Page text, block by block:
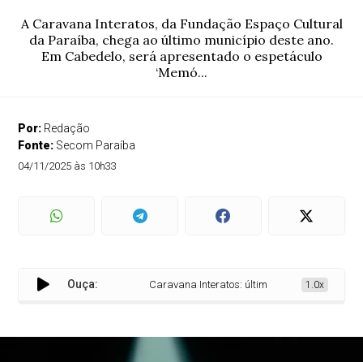
A Caravana Interatos, da Fundação Espaço Cultural
da Paraíba, chega ao último município deste ano.
Em Cabedelo, será apresentado o espetáculo
‘Memó...
Por: Redação
Fonte: Secom Paraíba
04/11/2025 às 10h33
Ouça: Caravana Interatos: última apresentação do
1.0x